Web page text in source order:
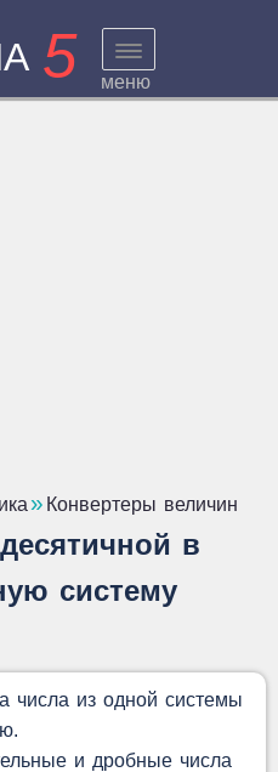
5 меню
Конвертеры величин
в
систему
числа из одной системы
и дробные числа